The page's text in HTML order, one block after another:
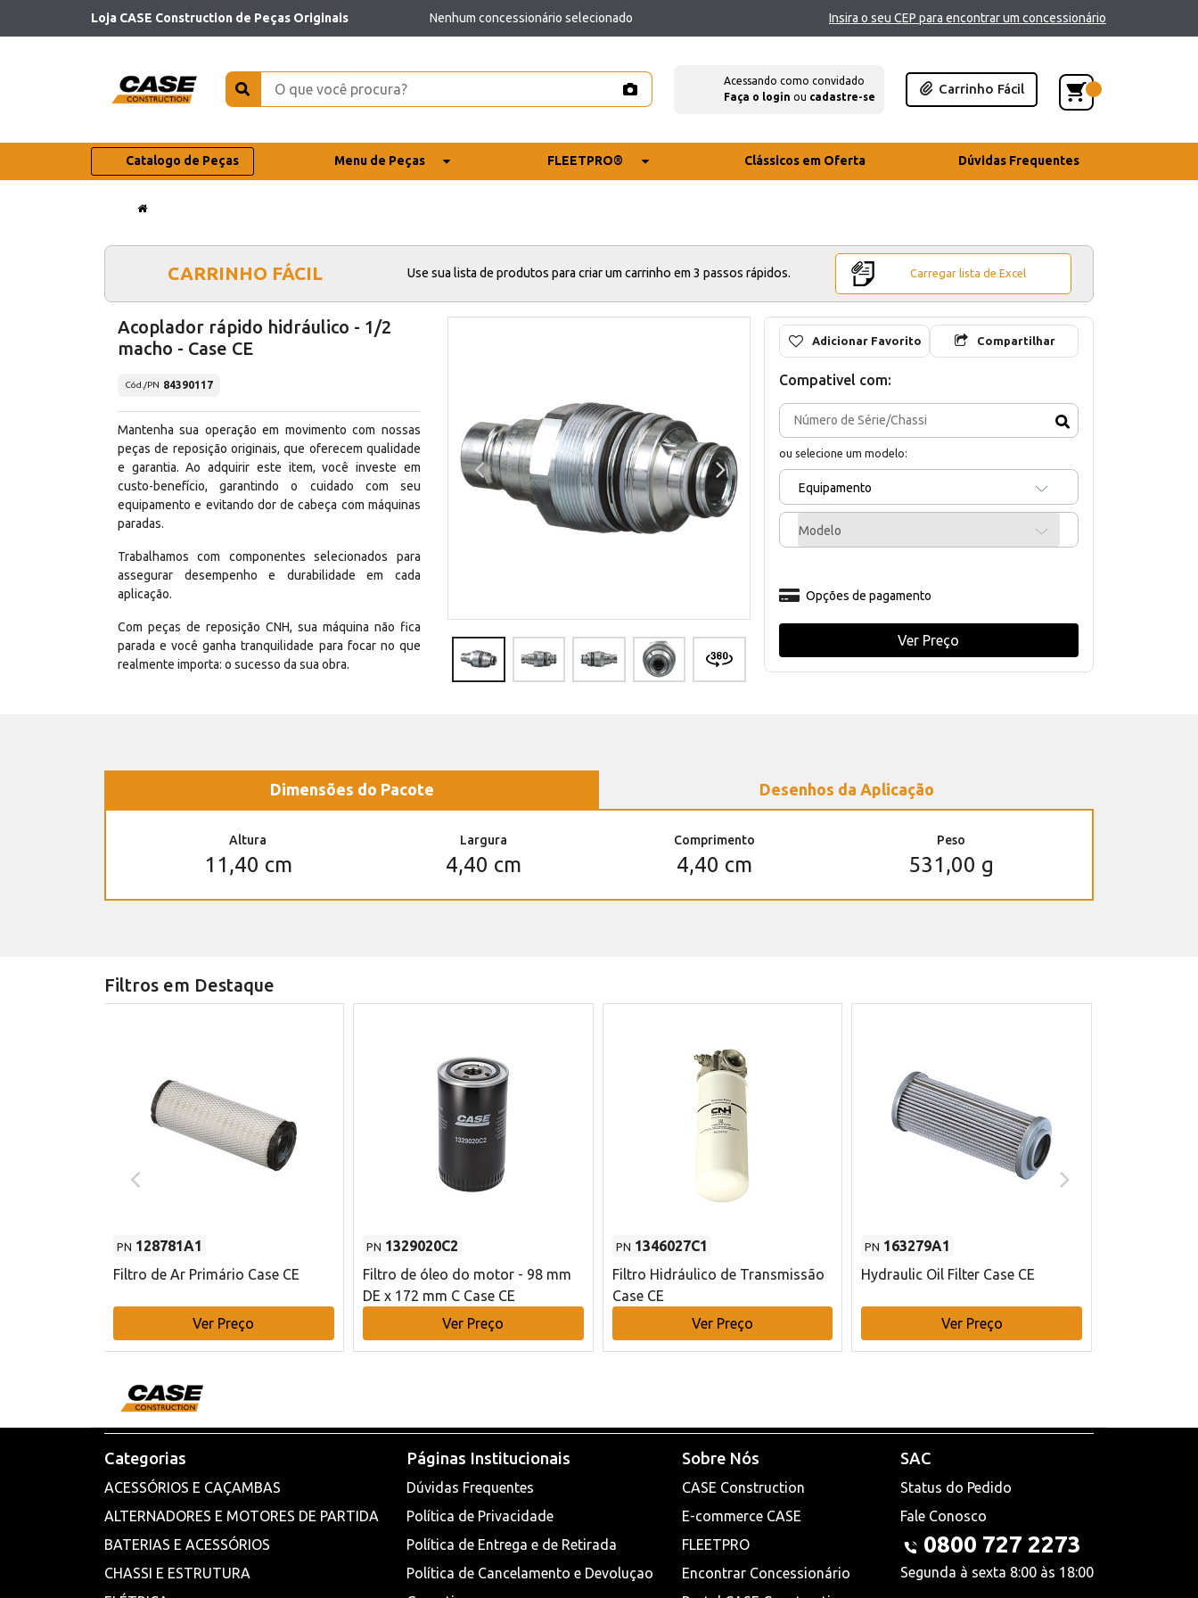
Loja CASE Construction de Peças Originais Nenhum concessionário selecionado Insira o seu CEP para encontrar um concessionário
Acessando como convidado
Faça o login ou cadastre-se
Carrinho Fácil
Catalogo de Peças Menu de Peças FLEETPRO® Clássicos em Oferta Dúvidas Frequentes
CARRINHO FÁCIL Use sua lista de produtos para criar um carrinho em 3 passos rápidos. Carregar lista de Excel
Acoplador rápido hidráulico - 1/2
macho - Case CE
Cód./PN 84390117
Mantenha sua operação em movimento com nossas
peças de reposição originais, que oferecem qualidade
e garantia. Ao adquirir este item, você investe em
custo-benefício, garantindo o cuidado com seu
equipamento e evitando dor de cabeça com máquinas
paradas.
Trabalhamos com componentes selecionados para
assegurar desempenho e durabilidade em cada
aplicação.
Com peças de reposição CNH, sua máquina não fica
parada e você ganha tranquilidade para focar no que
realmente importa: o sucesso da sua obra.
Adicionar Favorito Compartilhar
Compativel com:
ou selecione um modelo:
Equipamento
Modelo
Opções de pagamento
Ver Preço
Dimensões do Pacote Desenhos da Aplicação
Altura
11,40 cm
Largura
4,40 cm
Comprimento
4,40 cm
Peso
531,00 g
Filtros em Destaque
PN 128781A1
Filtro de Ar Primário Case CE
Ver Preço
PN 1329020C2
Filtro de óleo do motor - 98 mm
DE x 172 mm C Case CE
Ver Preço
PN 1346027C1
Filtro Hidráulico de Transmissão
Case CE
Ver Preço
PN 163279A1
Hydraulic Oil Filter Case CE
Ver Preço
Categorias
ACESSÓRIOS E CAÇAMBAS
ALTERNADORES E MOTORES DE PARTIDA
BATERIAS E ACESSÓRIOS
CHASSI E ESTRUTURA
Páginas Institucionais
Dúvidas Frequentes
Política de Privacidade
Política de Entrega e de Retirada
Política de Cancelamento e Devoluçao
Sobre Nós
CASE Construction
E-commerce CASE
FLEETPRO
Encontrar Concessionário
SAC
Status do Pedido
Fale Conosco
0800 727 2273
Segunda à sexta 8:00 às 18:00